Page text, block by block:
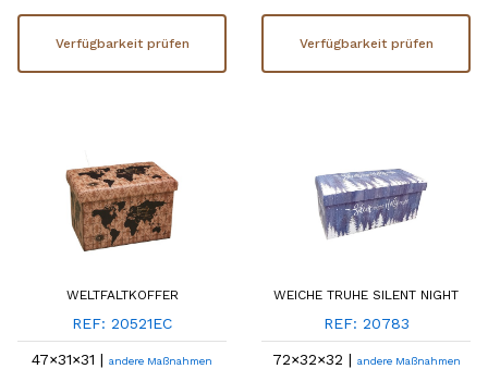
Verfügbarkeit prüfen Verfügbarkeit prüfen
WELTFALTKOFFER
REF: 20521EC
47×31×31 | andere Maßnahmen
WEICHE TRUHE SILENT NIGHT
REF: 20783
72×32×32 | andere Maßnahmen